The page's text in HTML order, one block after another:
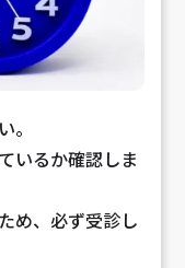
。
いるか確認しま
め、必ず受診し